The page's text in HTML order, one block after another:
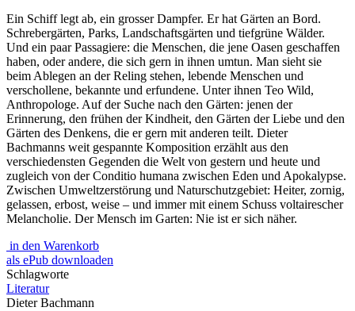
Ein Schiff legt ab, ein grosser Dampfer. Er hat Gärten an Bord.
Schrebergärten, Parks, Landschaftsgärten und tiefgrüne Wälder.
Und ein paar Passagiere: die Menschen, die jene Oasen geschaffen
haben, oder andere, die sich gern in ihnen umtun. Man sieht sie
beim Ablegen an der Reling stehen, lebende Menschen und
verschollene, bekannte und erfundene. Unter ihnen Teo Wild,
Anthropologe. Auf der Suche nach den Gärten: jenen der
Erinnerung, den frühen der Kindheit, den Gärten der Liebe und den
Gärten des Denkens, die er gern mit anderen teilt. Dieter
Bachmanns weit gespannte Komposition erzählt aus den
verschiedensten Gegenden die Welt von gestern und heute und
zugleich von der Conditio humana zwischen Eden und Apokalypse.
Zwischen Umweltzerstörung und Naturschutzgebiet: Heiter, zornig,
gelassen, erbost, weise – und immer mit einem Schuss voltairescher
Melancholie. Der Mensch im Garten: Nie ist er sich näher.
in den Warenkorb
als ePub downloaden
Schlagworte
Literatur
Dieter Bachmann